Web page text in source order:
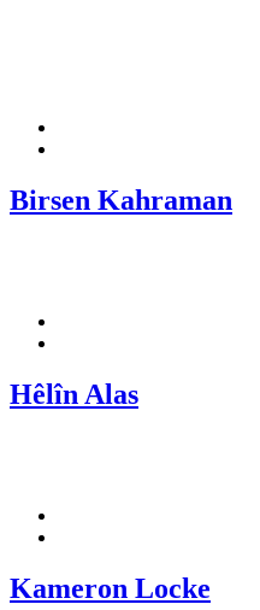
Birsen Kahraman
Hêlîn Alas
Kameron Locke